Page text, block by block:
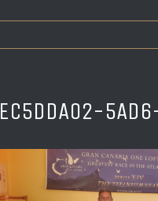
EC5DDA02-